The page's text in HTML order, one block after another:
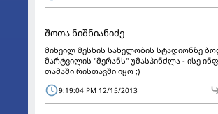
შოთა ნიშნიანიძე
მიხეილ მესხის სახელობის სტადიონზე
მარტვილის "მერანს" უმასპინძლა - ისე
თამაში რისთავში იყო ;)
9:19:04 PM 12/15/2013